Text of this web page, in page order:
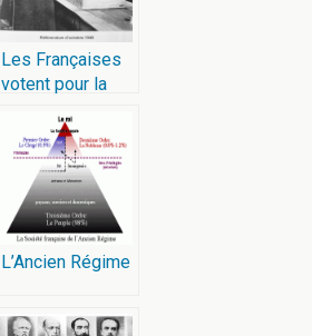
Les Françaises
votent pour la
L’Ancien Régime